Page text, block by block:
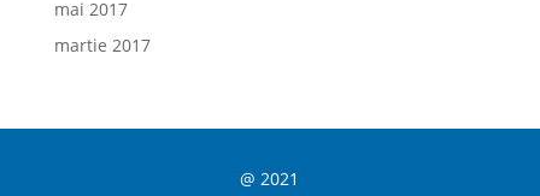
mai 2017
martie 2017
@ 2021